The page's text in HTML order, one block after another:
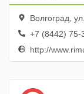
Волгоград,
+7 (8442) 75-
http://